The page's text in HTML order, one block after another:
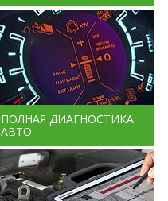
ПОЛНАЯ ДИАГНОСТИКА
АВТО